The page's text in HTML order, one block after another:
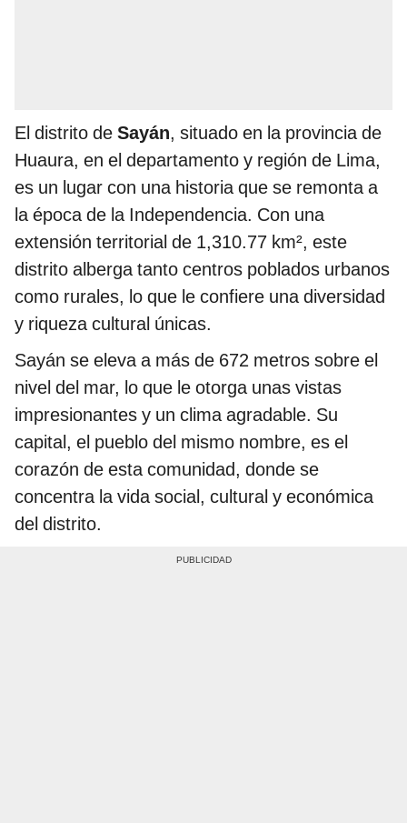
El distrito de Sayán, situado en la provincia de
Huaura, en el departamento y región de Lima,
es un lugar con una historia que se remonta a
la época de la Independencia. Con una
extensión territorial de 1,310.77 km², este
distrito alberga tanto centros poblados urbanos
como rurales, lo que le confiere una diversidad
y riqueza cultural únicas.
Sayán se eleva a más de 672 metros sobre el
nivel del mar, lo que le otorga unas vistas
impresionantes y un clima agradable. Su
capital, el pueblo del mismo nombre, es el
corazón de esta comunidad, donde se
concentra la vida social, cultural y económica
del distrito.